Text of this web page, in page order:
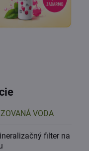
VODA
filter na